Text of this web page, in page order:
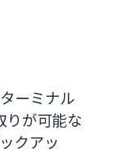
ーミナル
りが可能な
クアッ